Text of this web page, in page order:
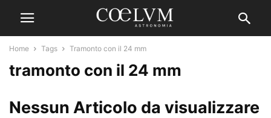
Home Tags Tramonto con il 24 mm
tramonto con il 24 mm
Nessun Articolo da visualizzare